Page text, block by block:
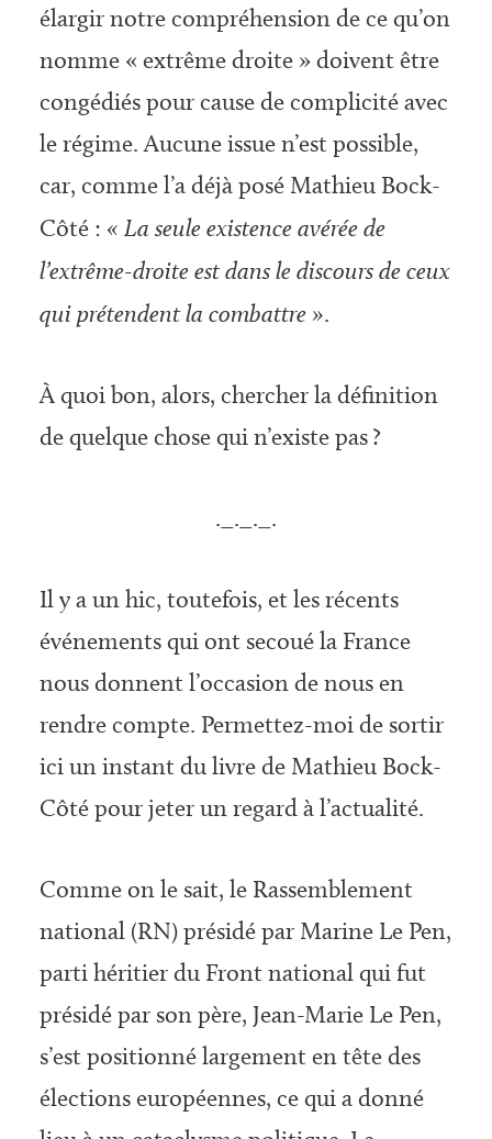
élargir notre compréhension de ce qu’on
nomme « extrême droite » doivent être
congédiés pour cause de complicité avec
le régime. Aucune issue n’est possible,
car, comme l’a déjà posé Mathieu Bock-
Côté : « La seule existence avérée de
l’extrême-droite est dans le discours de ceux
qui prétendent la combattre ».
À quoi bon, alors, chercher la définition
de quelque chose qui n’existe pas ?
._._._.
Il y a un hic, toutefois, et les récents
événements qui ont secoué la France
nous donnent l’occasion de nous en
rendre compte. Permettez-moi de sortir
ici un instant du livre de Mathieu Bock-
Côté pour jeter un regard à l’actualité.
Comme on le sait, le Rassemblement
national (RN) présidé par Marine Le Pen,
parti héritier du Front national qui fut
présidé par son père, Jean-Marie Le Pen,
s’est positionné largement en tête des
élections européennes, ce qui a donné